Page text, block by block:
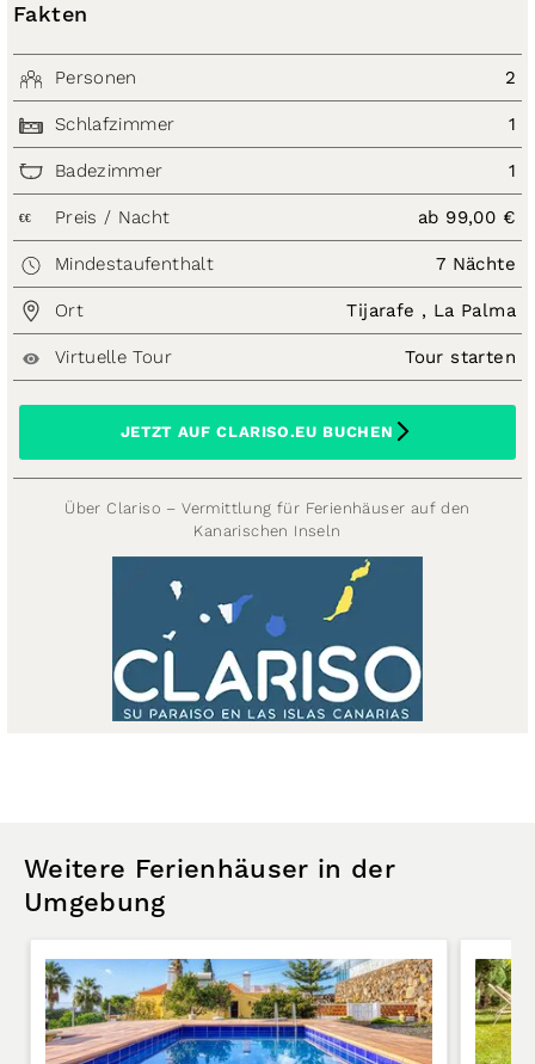
Fakten
Personen 2
Schlafzimmer 1
Badezimmer 1
€€ Preis / Nacht ab 99,00 €
Mindestaufenthalt 7 Nächte
Ort Tijarafe , La Palma
Virtuelle Tour Tour starten
JETZT AUF CLARISO.EU BUCHEN
Über Clariso – Vermittlung für Ferienhäuser auf den
Kanarischen Inseln
Weitere Ferienhäuser in der
Umgebung